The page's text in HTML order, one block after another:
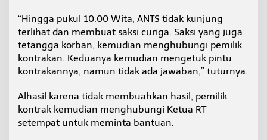
“Hingga pukul 10.00 Wita, ANTS tidak kunjung
terlihat dan membuat saksi curiga. Saksi yang juga
tetangga korban, kemudian menghubungi pemilik
kontrakan. Keduanya kemudian mengetuk pintu
kontrakannya, namun tidak ada jawaban,” tuturnya.
Alhasil karena tidak membuahkan hasil, pemilik
kontrak kemudian menghubungi Ketua RT
setempat untuk meminta bantuan.